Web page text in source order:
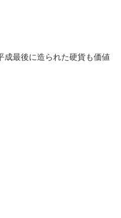
最後に造られた硬貨も価値